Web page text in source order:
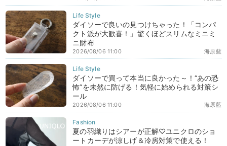
ダイソーで良いの見つけちゃった！「コンパ
クト派が大歓喜！」驚くほどスリムなミニミ
ニ財布
海原藍
2026/08/06 11:00
ダイソーで買って本当に良かった～！“あの恐
怖”を未然に防げる！気軽に始められる対策シ
ール
海原藍
2026/08/06 11:00
夏の羽織りはシアーが正解♡ユニクロのショ
ートカーデが涼しげ＆冷房対策で使える！